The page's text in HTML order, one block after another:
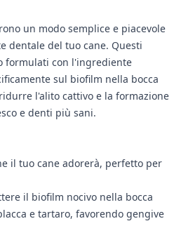
un modo semplice e piacevole
dentale del tuo cane. Questi
formulati con l'ingrediente
sul biofilm nella bocca
l'alito cattivo e la formazione
e denti più sani.
il tuo cane adorerà, perfetto per
il biofilm nocivo nella bocca
e tartaro, favorendo gengive